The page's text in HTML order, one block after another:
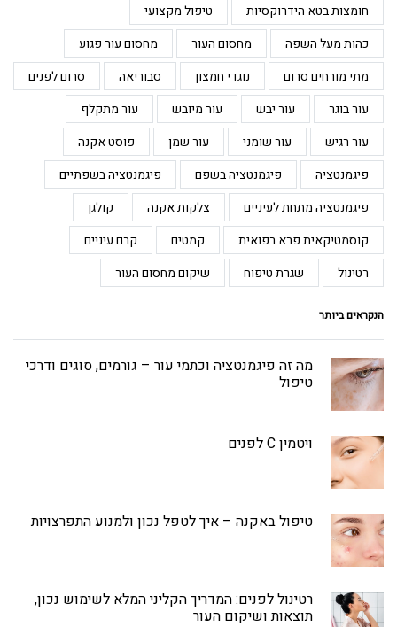
חומצות בטא הידרוקסיות
טיפול מקצועי
כהות מעל השפה
מחסום העור
מחסום עור פגוע
מתי מורחים סרום
נוגדי חמצון סבוריאה
סרום לפנים
עור בוגר
עור יבש עור מיובש
עור מתקלף
עור רגיש
עור שומני עור שמן
פוסט אקנה
פיגמנטציה
פיגמנטציה בשפם
פיגמנטציה בשפתיים
פיגמנטציה מתחת לעיניים
צלקות אקנה
קולגן
קוסמטיקאית פרא רפואית
קמטים
קרם עיניים
רטינול
שגרת טיפוח שיקום מחסום העור
הנקראים ביותר
מה זה פיגמנטציה וכתמי עור – גורמים, סוגים ודרכי
טיפול
ויטמין C לפנים
טיפול באקנה – איך לטפל נכון ולמנוע התפרצויות
רטינול לפנים: המדריך הקליני המלא לשימוש נכון,
תוצאות ושיקום העור